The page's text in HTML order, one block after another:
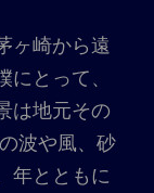
ヶ崎から遠
とって、
は地元その
波や風、砂
年とともに